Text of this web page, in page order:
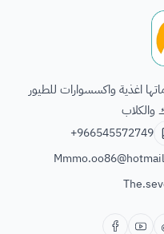
اغذية واكسسوارات للطيور
والكلاب
+966545572749